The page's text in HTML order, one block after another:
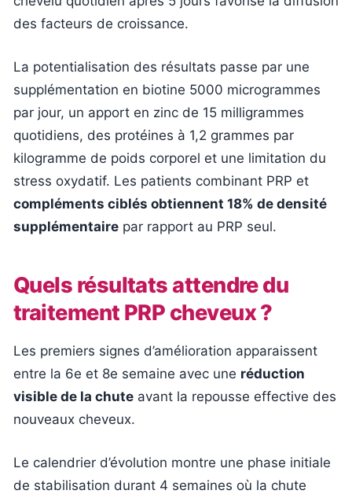
des facteurs de croissance.
La potentialisation des résultats passe par une
supplémentation en biotine 5000 microgrammes
par jour, un apport en zinc de 15 milligrammes
quotidiens, des protéines à 1,2 grammes par
kilogramme de poids corporel et une limitation du
stress oxydatif. Les patients combinant PRP et
compléments ciblés obtiennent 18% de densité
supplémentaire par rapport au PRP seul.
Quels résultats attendre du
traitement PRP cheveux ?
Les premiers signes d’amélioration apparaissent
entre la 6e et 8e semaine avec une réduction
visible de la chute avant la repousse effective des
nouveaux cheveux.
Le calendrier d’évolution montre une phase initiale
de stabilisation durant 4 semaines où la chute